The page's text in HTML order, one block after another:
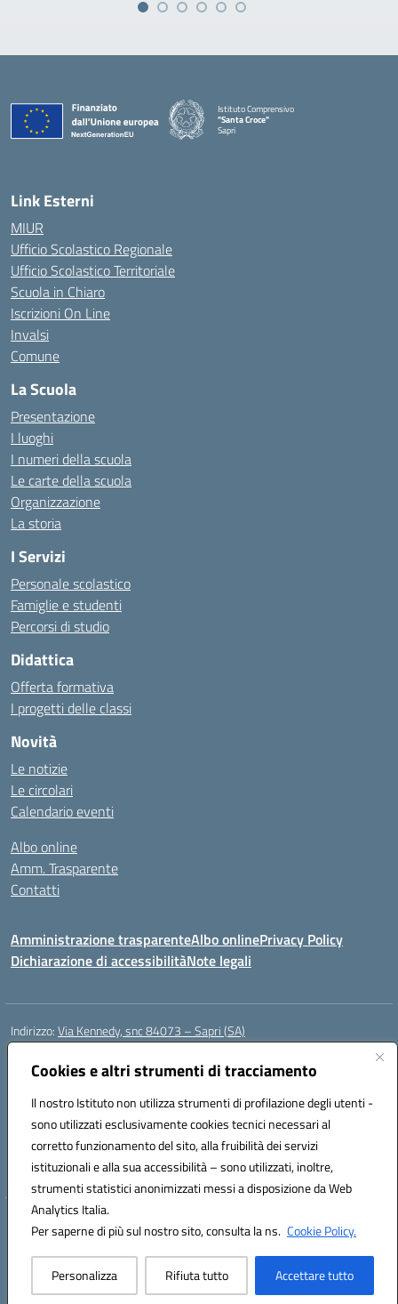
Cookies e altri strumenti di tracciamento
Il nostro Istituto non utilizza strumenti di profilazione degli utenti -
sono utilizzati esclusivamente cookies tecnici necessari al
corretto funzionamento del sito, alla fruibilità dei servizi
istituzionali e alla sua accessibilità – sono utilizzati, inoltre,
strumenti statistici anonimizzati messi a disposizione da Web
Analytics Italia.
Per saperne di più sul nostro sito, consulta la ns. Cookie Policy.
Personalizza Rifiuta tutto Accettare tutto
Istituto Comprensivo
"Santa Croce"
Sapri
— Visita la pagina iniziale della scuola
Link Esterni
MIUR
Ufficio Scolastico Regionale
Ufficio Scolastico Territoriale
Scuola in Chiaro
Iscrizioni On Line
Invalsi
Comune
La Scuola
Presentazione
I luoghi
I numeri della scuola
Le carte della scuola
Organizzazione
La storia
I Servizi
Personale scolastico
Famiglie e studenti
Percorsi di studio
Didattica
Offerta formativa
I progetti delle classi
Novità
Le notizie
Le circolari
Calendario eventi
Albo online
Amm. Trasparente
Contatti
Amministrazione trasparenteAlbo onlinePrivacy Policy
Dichiarazione di accessibilitàNote legali
Indirizzo:Via Kennedy, snc 84073 – Sapri (SA)
Centralino:
Posta elettronica certificata (PEC):saic878008@pec.istruzione.it
Codice fiscale: 84002700650
Codice meccanografico:SAIC878008
Codice Indice delle Pubbliche Amministrazioni (IPA): istsc_saic878008
Codice unico di fatturazione (CUF): UFYPHY
Hosting & Powered by 3D Solution S.r.l.
Concept & Design by Designers Italia